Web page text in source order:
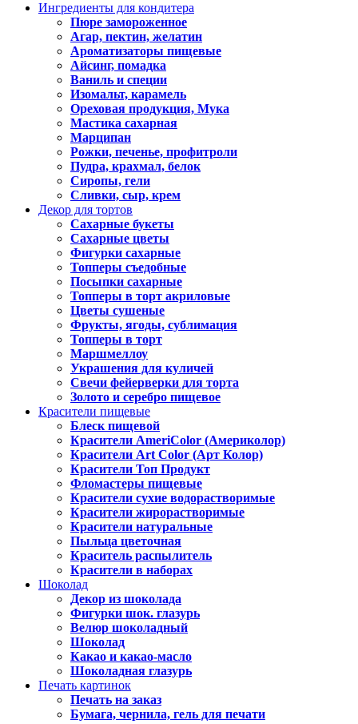
Ингредиенты для кондитера
Пюре замороженное
Агар, пектин, желатин
Ароматизаторы пищевые
Айсинг, помадка
Ваниль и специи
Изомальт, карамель
Ореховая продукция, Мука
Мастика сахарная
Марципан
Рожки, печенье, профитроли
Пудра, крахмал, белок
Сиропы, гели
Сливки, сыр, крем
Декор для тортов
Сахарные букеты
Сахарные цветы
Фигурки сахарные
Топперы съедобные
Посыпки сахарные
Топперы в торт акриловые
Цветы сушеные
Фрукты, ягоды, сублимация
Топперы в торт
Маршмеллоу
Украшения для куличей
Свечи фейерверки для торта
Золото и серебро пищевое
Красители пищевые
Блеск пищевой
Красители AmeriColor (Америколор)
Красители Art Color (Арт Колор)
Красители Топ Продукт
Фломастеры пищевые
Красители сухие водорастворимые
Красители жирорастворимые
Красители натуральные
Пыльца цветочная
Краситель распылитель
Красители в наборах
Шоколад
Декор из шоколада
Фигурки шок. глазурь
Велюр шоколадный
Шоколад
Какао и какао-масло
Шоколадная глазурь
Печать картинок
Печать на заказ
Бумага, чернила, гель для печати